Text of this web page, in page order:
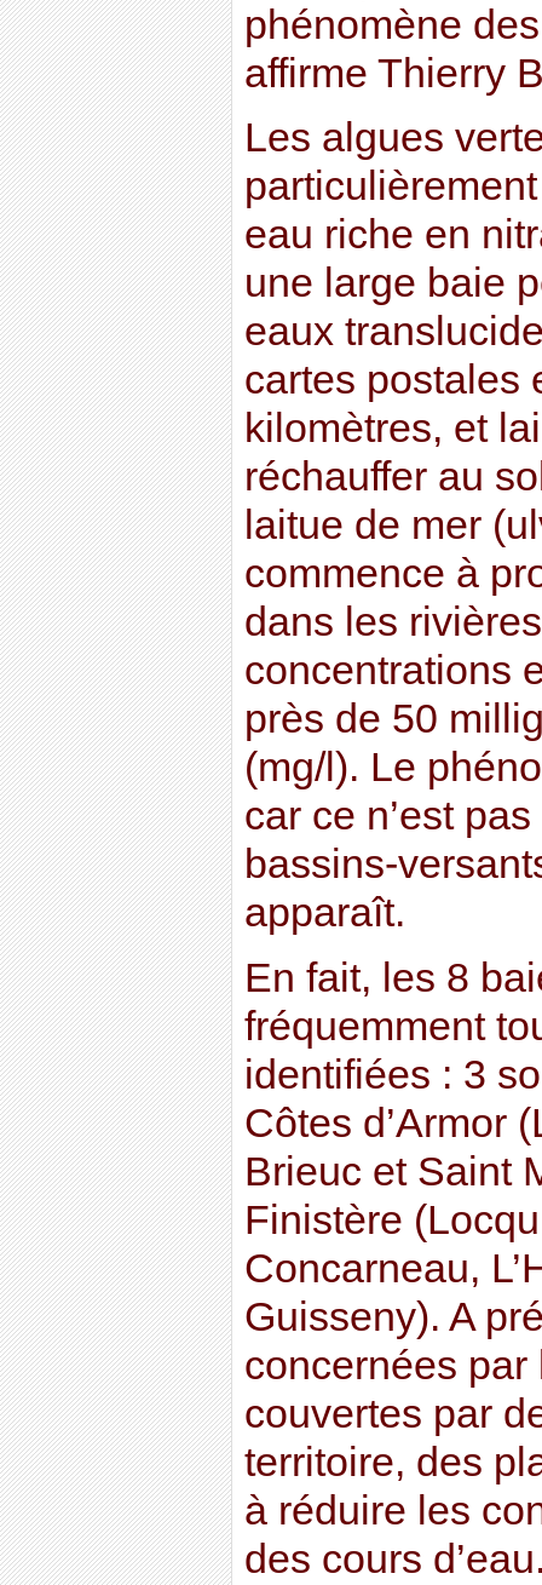
phénomène
affirme Thierry
Les algues
eau riche en
une large baie
eaux
cartes postales
kilomètres, et
réchauffer au
laitue de mer
commence à
dans les
concentrations
près de 50
(mg/l). Le
car ce n’est
bassins-
apparaît.
En fait, les 8
fréquemment
identifiées : 3
Côtes d’Armor
Brieuc et Saint
Finistère
Concarneau,
Guisseny). A
concernées par
couvertes par
territoire, des
à réduire les
des cours